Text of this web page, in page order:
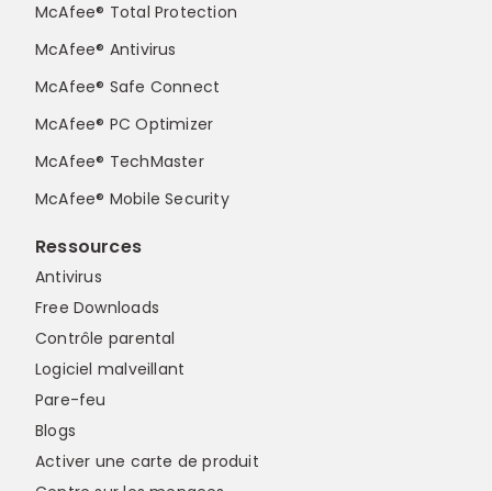
McAfee® Total Protection
McAfee® Antivirus
McAfee® Safe Connect
McAfee® PC Optimizer
McAfee® TechMaster
McAfee® Mobile Security
Ressources
Antivirus
Free Downloads
Contrôle parental
Logiciel malveillant
Pare-feu
Blogs
Activer une carte de produit